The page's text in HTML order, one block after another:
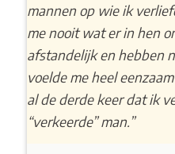
mannen op wie ik
me nooit wat er in hen
afstandelijk en hebben
voelde me heel
al de derde keer dat ik
“verkeerde” man.”